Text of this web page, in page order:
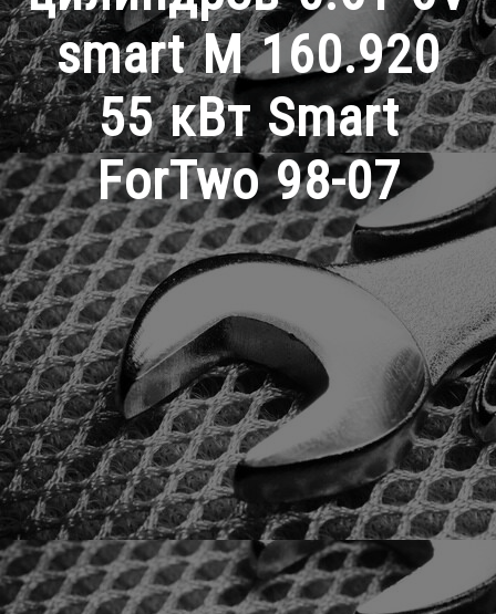
smart M 160.920
55 кВт Smart
ForTwo 98-07